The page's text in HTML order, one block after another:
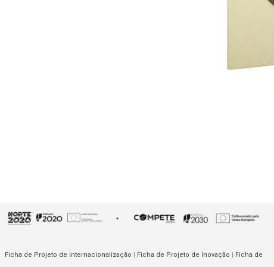
Ficha de Projeto de Internacionalização Ficha de Projeto de Inovação Ficha de